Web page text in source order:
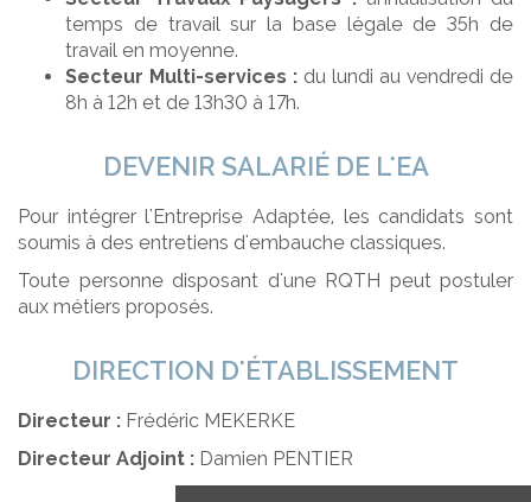
temps de travail sur la base légale de 35h de
travail en moyenne.
Secteur Multi-services : du lundi au vendredi de
8h à 12h et de 13h30 à 17h.
DEVENIR SALARIÉ DE L'EA
Pour intégrer l'Entreprise Adaptée, les candidats sont
soumis à des entretiens d'embauche classiques.
Toute personne disposant d'une RQTH peut postuler
aux métiers proposés.
DIRECTION D'ÉTABLISSEMENT
Directeur : Frédéric MEKERKE
Directeur Adjoint : Damien PENTIER